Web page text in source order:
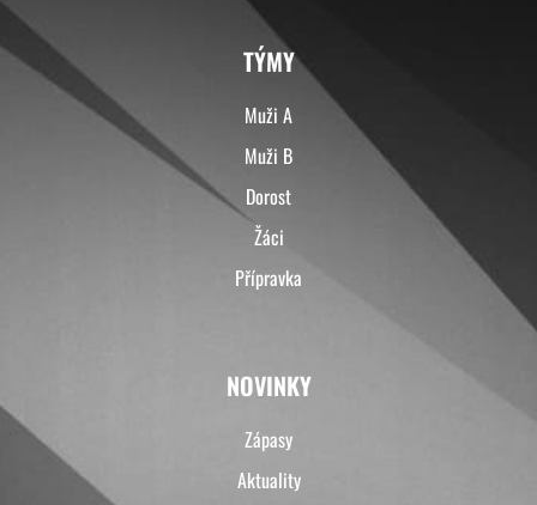
TÝMY
Muži A
Muži B
Dorost
Žáci
Přípravka
NOVINKY
Zápasy
Aktuality